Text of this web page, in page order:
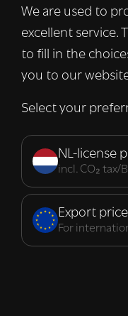
We are used to
excellent service.
to fill in the
you to our
Select your
NL-license
incl. CO₂ tax/
Export
For
informatie
met onze
die deze
informatie die
van hun
Strikt
noodzakelijk